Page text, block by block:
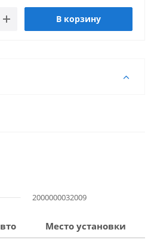
В корзину
2000000032009
Место установки